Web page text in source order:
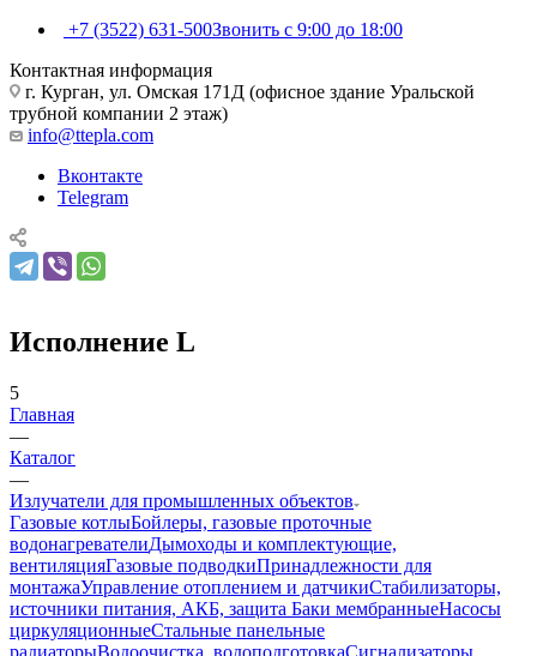
+7 (3522) 631-500Звонить с 9:00 до 18:00
Контактная информация
г. Курган, ул. Омская 171Д (офисное здание Уральской
трубной компании 2 этаж)
info@ttepla.com
Вконтакте
Telegram
Исполнение L
5
Главная
—
Каталог
—
Излучатели для промышленных объектов
Газовые котлыБойлеры, газовые проточные
водонагревателиДымоходы и комплектующие,
вентиляцияГазовые подводкиПринадлежности для
монтажаУправление отоплением и датчикиСтабилизаторы,
источники питания, АКБ, защита Баки мембранныеНасосы
циркуляционныеСтальные панельные
радиаторыВодоочистка, водоподготовкаСигнализаторы